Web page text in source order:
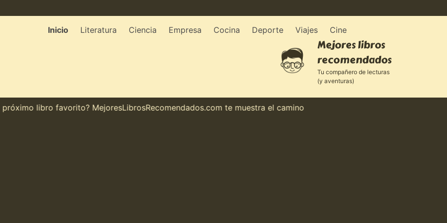
Inicio Literatura Ciencia Empresa Cocina Deporte Viajes Cine
Mejores libros
recomendados
Tu compañero de lecturas
(y aventuras)
libro favorito? MejoresLibrosRecomendados.com te muestra el camino